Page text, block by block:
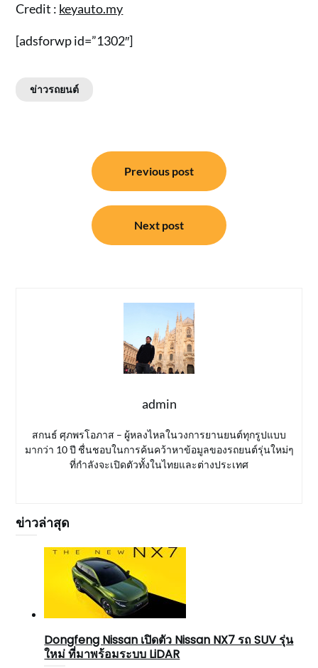
Credit : keyauto.my
[adsforwp id=”1302″]
ข่าวรถยนต์
Previous post
Next post
admin
สกนธ์ ศุภพรโอภาส – ผู้หลงไหลในวงการยานยนต์ทุกรูปแบบ
มากว่า 10 ปี ชื่นชอบในการค้นคว้าหาข้อมูลของรถยนต์รุ่นใหม่ๆ
ที่กำลังจะเปิดตัวทั้งในไทยและต่างประเทศ
ข่าวล่าสุด
Dongfeng Nissan เปิดตัว Nissan NX7 รถ SUV รุ่น
ใหม่ ที่มาพร้อมระบบ LiDAR